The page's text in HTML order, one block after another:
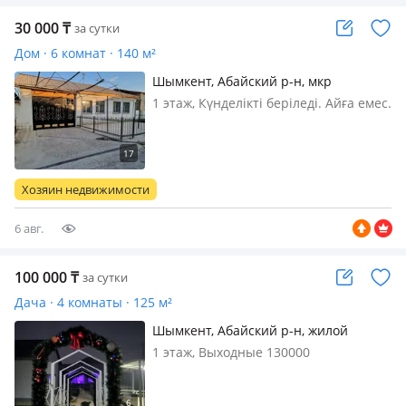
30 000₸ за сутки
Дом · 6 комнат · 140 м²
Шымкент, Абайский р-н, мкр
Катынкопыр, Кунбатыс —
1 этаж, Күнделікті беріледі. Айға емес.
интернет. Заезд после 15.00, выезд в
12.00 следующего дня. З…
Хозяин недвижимости
6 авг.
100 000₸ за сутки
Дача · 4 комнаты · 125 м²
Шымкент, Абайский р-н, жилой
массив Кайнар Булак, Садовая 3 —
1 этаж, Выходные 130000